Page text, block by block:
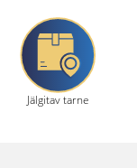
Jälgitav tarne